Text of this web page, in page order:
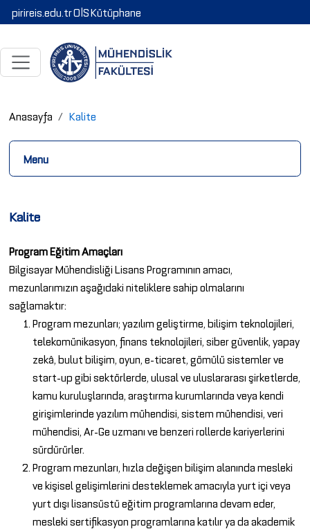
pirireis.edu.trOİSKütüphane
Anasayfa Kalite
Menu
Kalite
Program Eğitim Amaçları
Bilgisayar Mühendisliği Lisans Programının amacı,
mezunlarımızın aşağıdaki niteliklere sahip olmalarını
sağlamaktır:
Program mezunları; yazılım geliştirme, bilişim teknolojileri,
telekomünikasyon, finans teknolojileri, siber güvenlik, yapay
zekâ, bulut bilişim, oyun, e-ticaret, gömülü sistemler ve
start-up gibi sektörlerde, ulusal ve uluslararası şirketlerde,
kamu kuruluşlarında, araştırma kurumlarında veya kendi
girişimlerinde yazılım mühendisi, sistem mühendisi, veri
mühendisi, Ar-Ge uzmanı ve benzeri rollerde kariyerlerini
sürdürürler.
Program mezunları, hızla değişen bilişim alanında mesleki
ve kişisel gelişimlerini desteklemek amacıyla yurt içi veya
yurt dışı lisansüstü eğitim programlarına devam eder,
mesleki sertifikasyon programlarına katılır ya da akademik